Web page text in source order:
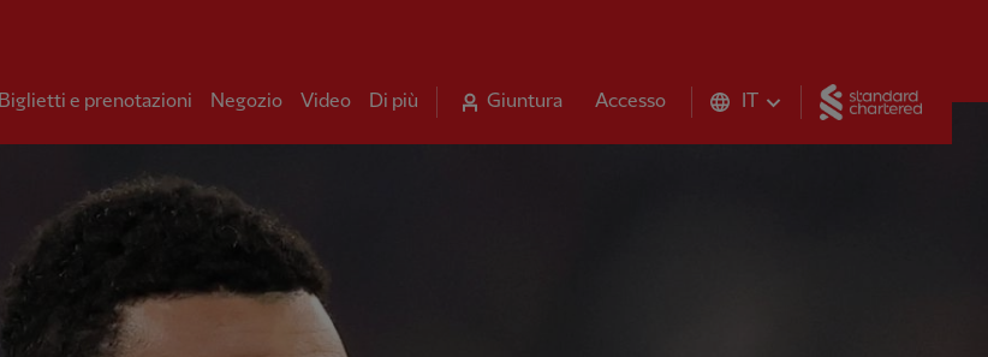
Biglietti e prenotazioni Negozio Video Di più Giuntura Accesso IT